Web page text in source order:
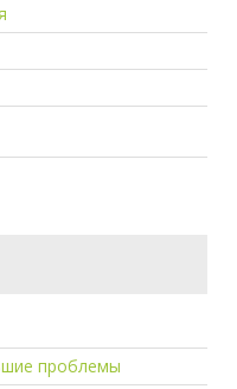
проблемы